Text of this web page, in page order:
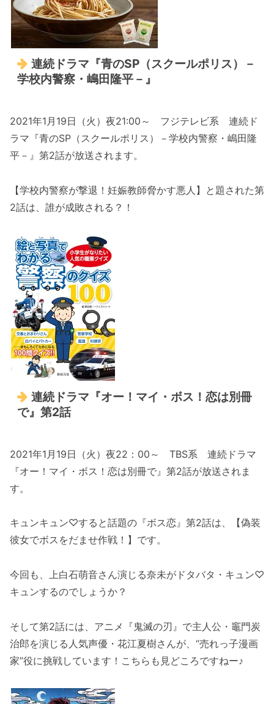
連続ドラマ『青のSP（スクールポリス）－
学校内警察・嶋田隆平－』
2021年1月19日（火）夜21:00～ フジテレビ系 連続ド
ラマ『青のSP（スクールポリス）－学校内警察・嶋田隆
平－』第2話が放送されます。
【学校内警察が撃退！妊娠教師脅かす悪人】と題された第
2話は、誰が成敗される？！
連続ドラマ『オー！マイ・ボス！恋は別冊
で』第2話
2021年1月19日（火）夜22：00～ TBS系 連続ドラマ
『オー！マイ・ボス！恋は別冊で』第2話が放送されま
す。
キュンキュン♡すると話題の『ボス恋』第2話は、【偽装
彼女でボスをだませ作戦！】です。
今回も、上白石萌音さん演じる奈未がドタバタ・キュン♡
キュンするのでしょうか？
そして第2話には、アニメ『鬼滅の刃』で主人公・竈門炭
治郎を演じる人気声優・花江夏樹さんが、“売れっ子漫画
家”役に挑戦しています！こちらも見どころですねー♪